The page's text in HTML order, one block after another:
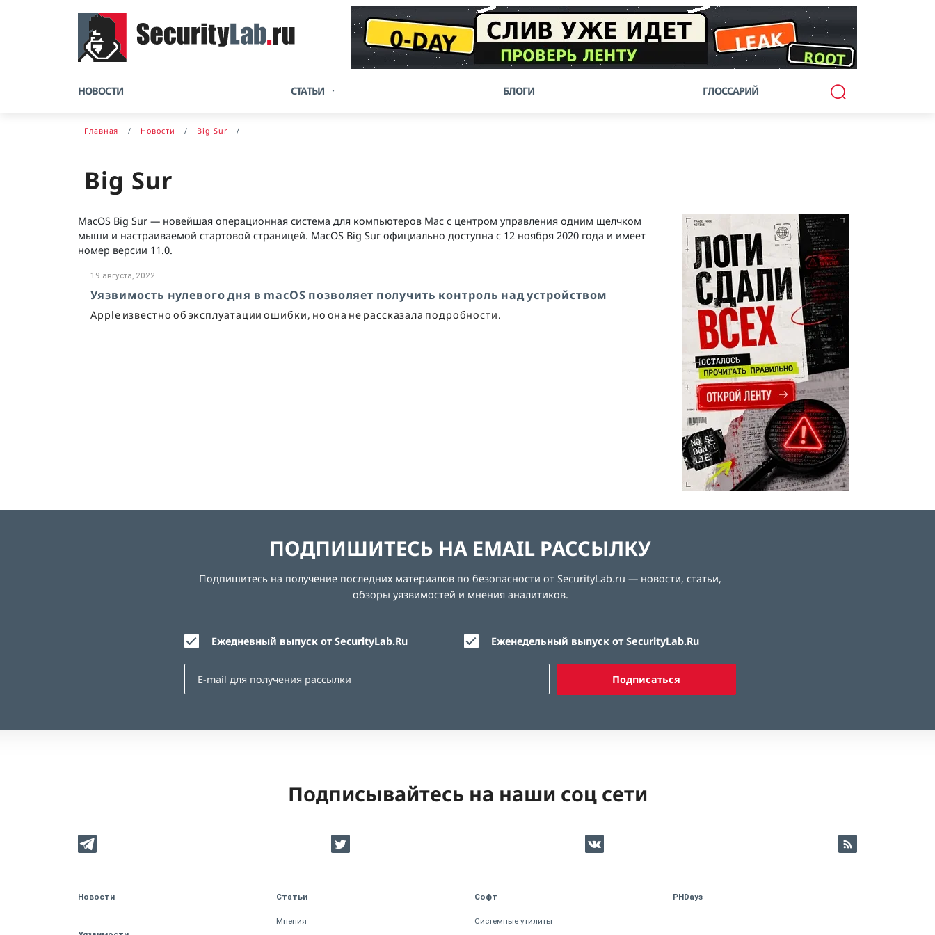
НОВОСТИ СТАТЬИ БЛОГИ ГЛОССАРИЙ
Главная Новости Big Sur
Big Sur
MacOS Big Sur — новейшая операционная система для компьютеров Mac с центром управления одним щелчком
мыши и настраиваемой стартовой страницей. MacOS Big Sur официально доступна с 12 ноября 2020 года и имеет
номер версии 11.0.
19 августа, 2022
Уязвимость нулевого дня в macOS позволяет получить контроль над устройством
Apple известно об эксплуатации ошибки, но она не рассказала подробности.
ПОДПИШИТЕСЬ НА EMAIL РАССЫЛКУ
Подпишитесь на получение последних материалов по безопасности от SecurityLab.ru — новости, статьи,
обзоры уязвимостей и мнения аналитиков.
Ежедневный выпуск от SecurityLab.Ru Еженедельный выпуск от SecurityLab.Ru
Подписаться
Подписывайтесь на наши соц сети
Новости Статьи
Мнения
Софт
Системные утилиты
PHDays